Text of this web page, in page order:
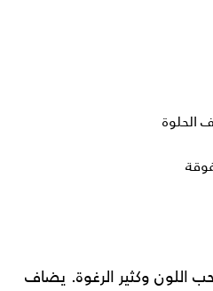
اللون وكثير الرغوة. يضاف